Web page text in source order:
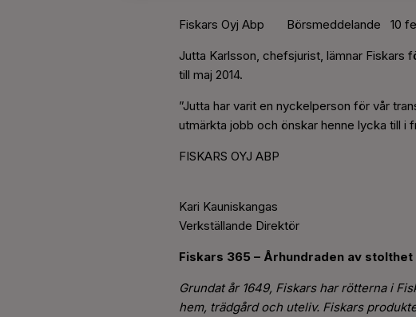
Fiskars Oyj Abp Börsmeddelande 10
Jutta Karlsson, chefsjurist, lämnar Fiskars
till maj 2014.
”Jutta har varit en nyckelperson för vår
utmärkta jobb och önskar henne lycka till i
FISKARS OYJ ABP
Kari Kauniskangas
Verkställande Direktör
Fiskars 365 – Århundraden av
Grundat år 1649, Fiskars har rötterna i
hem, trädgård och uteliv. Fiskars